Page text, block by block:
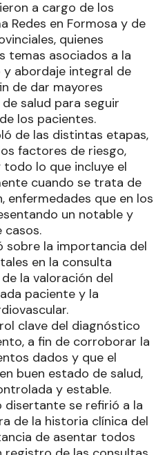
a cargo de los
Redes en Formosa y de
quienes
temas asociados a la
abordaje integral de
de dar mayores
salud para seguir
los pacientes.
de las distintas etapas,
factores de riesgo,
lo que incluye el
cuando se trata de
enfermedades que en los
un notable y
casos.
sobre la importancia del
en la consulta
la valoración del
paciente y la
clave del diagnóstico
a fin de corroborar la
dados y que el
buen estado de salud,
y estable.
disertante se refirió a la
de la historia clínica del
de asentar todos